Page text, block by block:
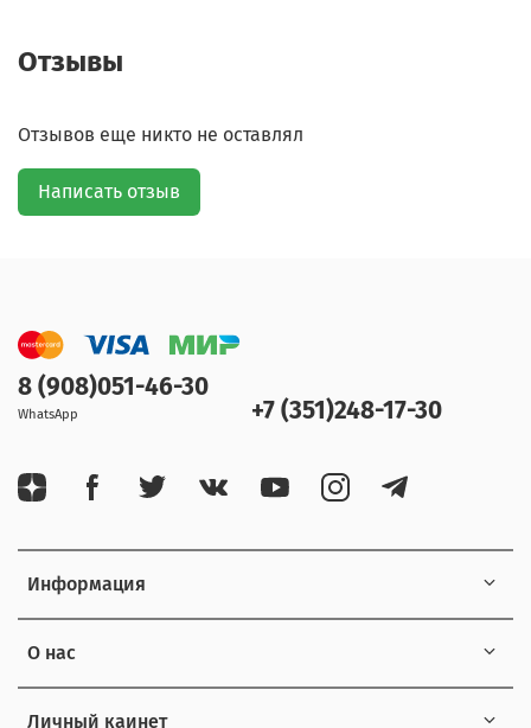
Отзывы
Отзывов еще никто не оставлял
Написать отзыв
Информация
О нас
Личный каинет
8 (908)051-46-30
WhatsApp +7 (351)248-17-30